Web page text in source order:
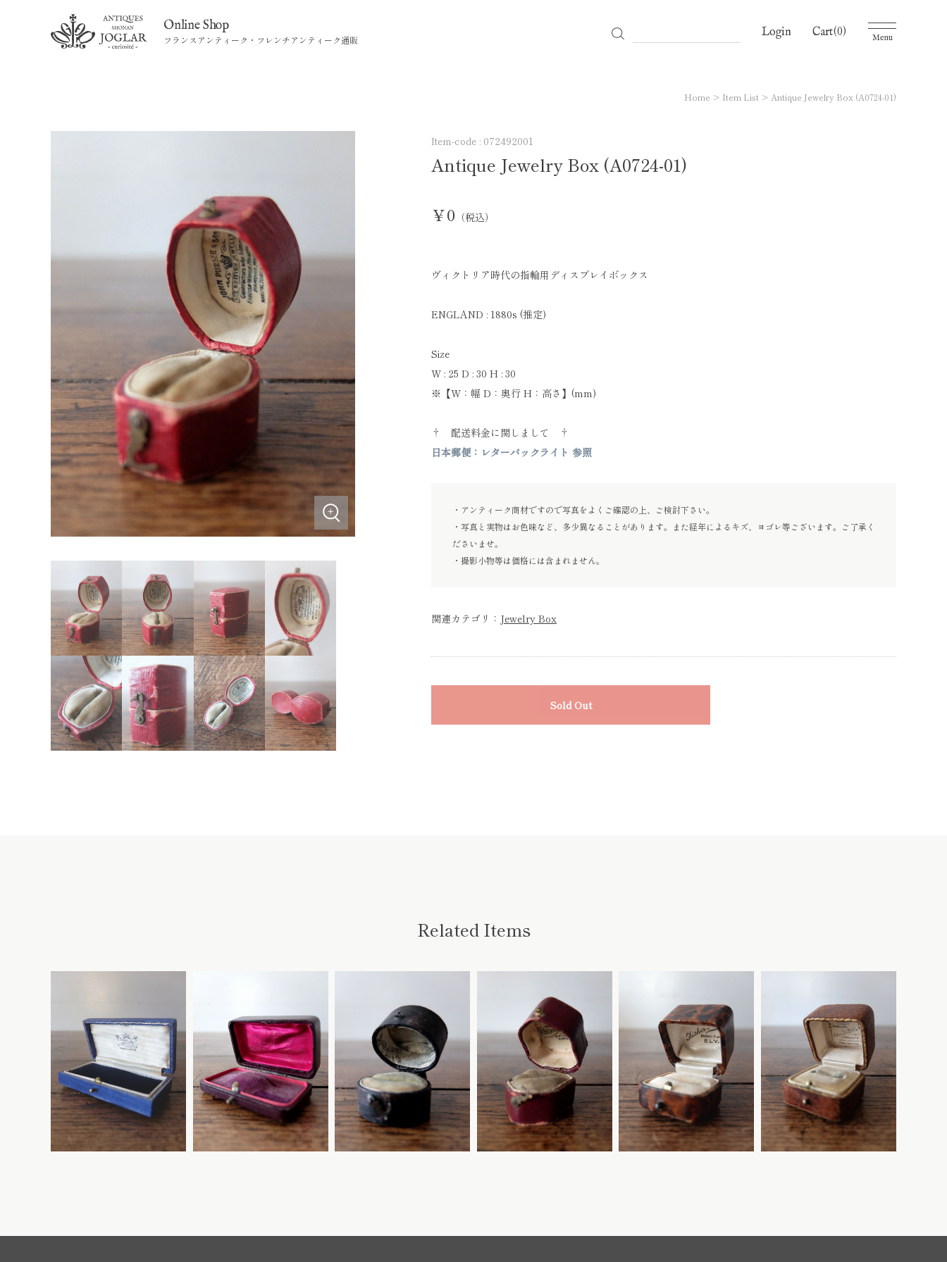
Online Shop
フランスアンティーク・フレンチアンティーク通販
Login Cart(0) Menu
Home Item List Antique Jewelry Box (A0724-01)
Item-code : 072492001
Antique Jewelry Box (A0724-01)
￥0 （税込）
ヴィクトリア時代の指輪用ディスプレイボックス
ENGLAND : 1880s (推定)
Size
W : 25 D : 30 H : 30
※【W：幅 D：奥行 H：高さ】(mm)
† 配送料金に関しまして †
日本郵便：レターパックライト 参照
・アンティーク商材ですので写真をよくご確認の上、ご検討下さい。
・写真と実物はお色味など、多少異なることがあります。また経年によるキズ、ヨゴレ等ございます。ご了承く
ださいませ。
・撮影小物等は価格には含まれません。
関連カテゴリ： Jewelry Box
Sold Out
Related Items